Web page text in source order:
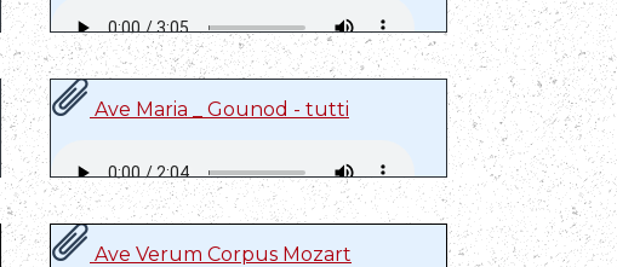
Ave Maria _ Gounod - tutti
Ave Verum Corpus Mozart